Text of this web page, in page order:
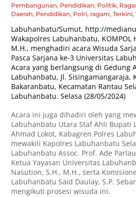
Pembangunan, Pendidikan, Politik,
Daerah, Pendidikan, Polri, ragam,Terkini,
Labuhanbatu/Sumut, http://
Wakapolres Labuhanbatu, KOMPOL
M.H., menghadiri acara Wisuda
Pasca Sarjana ke-3 Universitas
Acara yang berlangsung di Gedung
Labuhanbatu, Jl. Sisingamangaraja,
Bakaranbatu, Kecamatan Rantau
Labuhanbatu. Selasa (28/05/2024)
Acara ini juga dihadiri oleh yang
Labuhanbatu Utara Staf Ahli Bupati
Ahmad Lokot, Kabagren Polres
mewakili Kapolres Labuhanbatu
Labuhanbatu Assoc. Prof. Ade
Ketua Yayasan Universitas
Nasution, S.H., M.H., serta
Labuhanbatu Said Daulay, S.P.
mengikuti prosesi wisuda ini.